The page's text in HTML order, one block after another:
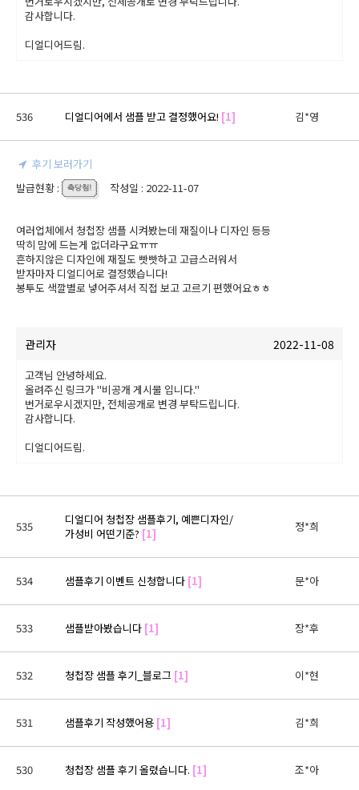
감사합니다.
디얼디어드림.
536 디얼디어에서 샘플 받고 결정했어요! [1] 김*영
후기 보러가기
발급현황 :
작성일 : 2022-11-07
여러업체에서 청첩장 샘플 시켜봤는데 재질이나 디자인 등등
딱히 맘에 드는게 없더라구요ㅠㅠ
흔하지않은 디자인에 재질도 빳빳하고 고급스러워서
받자마자 디얼디어로 결정했습니다!
봉투도 색깔별로 넣어주셔서 직접 보고 고르기 편했어요ㅎㅎ
관리자 2022-11-08
고객님 안녕하세요.
올려주신 링크가 "비공개 게시물 입니다."
번거로우시겠지만, 전체공개로 변경 부탁드립니다.
감사합니다.
디얼디어드림.
535
디얼디어 청첩장 샘플후기, 예쁜디자인/
가성비 어떤기준? [1] 정*희
534 샘플후기 이벤트 신청합니다 [1] 문*아
533 샘플받아봤습니다 [1] 장*후
532 청첩장 샘플 후기_블로그 [1] 이*현
531 샘플후기 작성했어용 [1] 김*희
530 청첩장 샘플 후기 올렸습니다. [1] 조*아